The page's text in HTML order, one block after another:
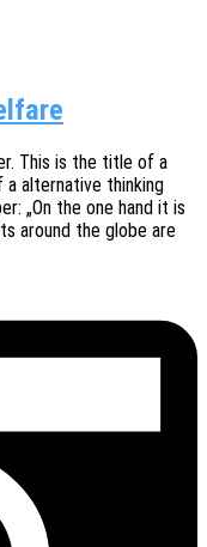
This is the title of a
a alter­na­ti­ve thin­king
„On the one hand it is
around the globe are